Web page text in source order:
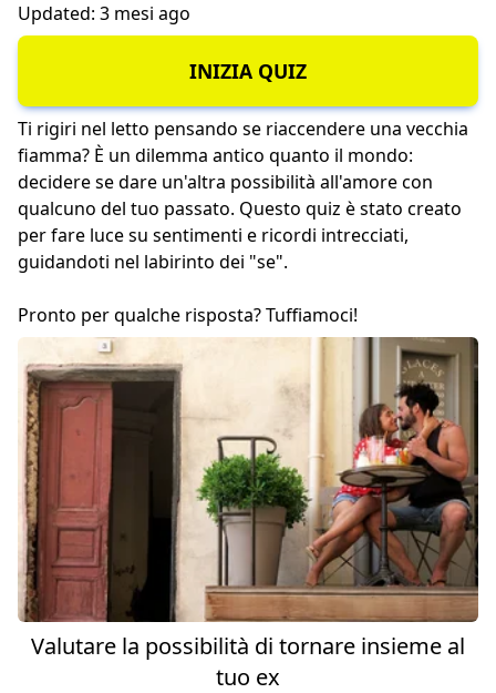
Updated: 3 mesi ago
INIZIA QUIZ
Ti rigiri nel letto pensando se riaccendere una vecchia
fiamma? È un dilemma antico quanto il mondo:
decidere se dare un'altra possibilità all'amore con
qualcuno del tuo passato. Questo quiz è stato creato
per fare luce su sentimenti e ricordi intrecciati,
guidandoti nel labirinto dei "se".
Pronto per qualche risposta? Tuffiamoci!
Valutare la possibilità di tornare insieme al
tuo ex